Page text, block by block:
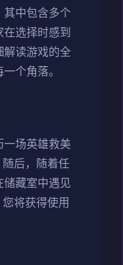
其中包含多个
在选择时感到
解读游戏的全
个角落。
一场英雄救美
随后，随着任
储藏室中遇见
将获得使用